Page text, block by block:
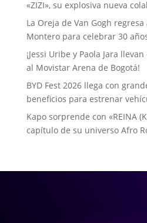
«ZIZI», su explosiva nueva
La Oreja de Van Gogh
Montero para celebrar 30
¡Jessi Uribe y Paola Jara
al Movistar Arena de Bogotá!
BYD Fest 2026 llega con
beneficios para estrenar
Kapo sorprende con «REINA
capítulo de su universo Afro